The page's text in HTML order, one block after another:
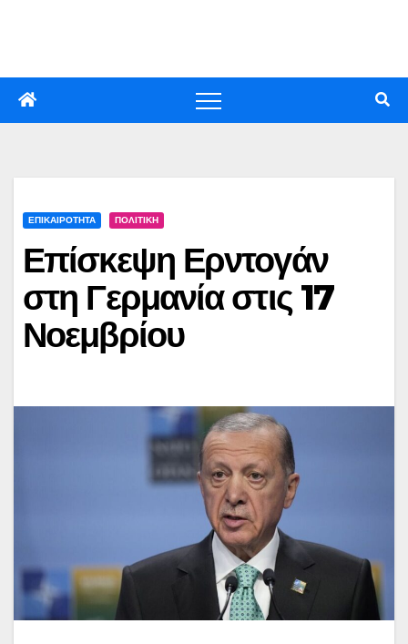
ΕΠΙΚΑΙΡΟΤΗΤΑ ΠΟΛΙΤΙΚΗ
Επίσκεψη Ερντογάν
στη Γερμανία στις 17
Νοεμβρίου